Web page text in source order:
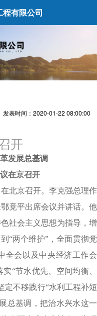
有限公司
发表时间：2020-01-22 08:00:00
开
发展总基调
在京召开
北京召开。李克强总理作
竟平出席会议并讲话。他
社会主义思想为指导，增
“两个维护”，全面贯彻党
全会以及中央经济工作会
“节水优先、空间均衡、
定不移践行“水利工程补短
总基调，把治水兴水这一